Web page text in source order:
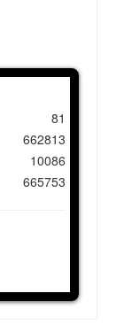
81
662813
10086
665753